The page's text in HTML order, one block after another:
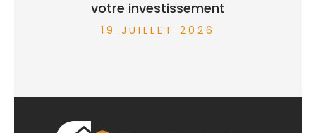
votre investissement
19 JUILLET 2026